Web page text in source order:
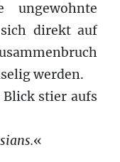
direkt auf
werden.
stier aufs
«